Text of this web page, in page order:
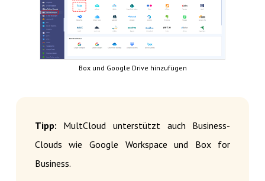
Box und Google Drive hinzufügen
Tipp: MultCloud unterstützt auch Business-
Clouds wie Google Workspace und Box for
Business.